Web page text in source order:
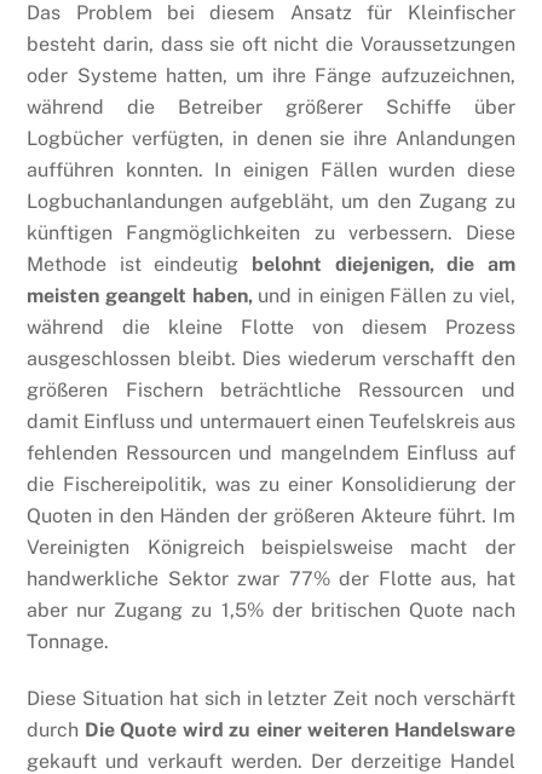
Das Problem bei diesem Ansatz für Kleinfischer
besteht darin, dass sie oft nicht die Voraussetzungen
oder Systeme hatten, um ihre Fänge aufzuzeichnen,
während die Betreiber größerer Schiffe über
Logbücher verfügten, in denen sie ihre Anlandungen
aufführen konnten. In einigen Fällen wurden diese
Logbuchanlandungen aufgebläht, um den Zugang zu
künftigen Fangmöglichkeiten zu verbessern. Diese
Methode ist eindeutig belohnt diejenigen, die am
meisten geangelt haben,und in einigen Fällen zu viel,
während die kleine Flotte von diesem Prozess
ausgeschlossen bleibt. Dies wiederum verschafft den
größeren Fischern beträchtliche Ressourcen und
damit Einfluss und untermauert einen Teufelskreis aus
fehlenden Ressourcen und mangelndem Einfluss auf
die Fischereipolitik, was zu einer Konsolidierung der
Quoten in den Händen der größeren Akteure führt. Im
Vereinigten Königreich beispielsweise macht der
handwerkliche Sektor zwar 77% der Flotte aus, hat
aber nur Zugang zu 1,5% der britischen Quote nach
Tonnage.
Diese Situation hat sich in letzter Zeit noch verschärft
durch Die Quote wird zu einer weiteren Handelsware
gekauft und verkauft werden. Der derzeitige Handel